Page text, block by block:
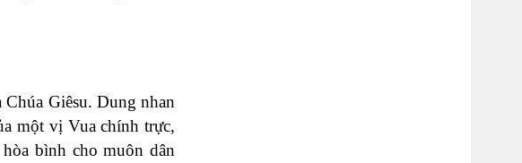
Giêsu. Dung nhan
một vị Vua chính trực,
bình cho muôn dân